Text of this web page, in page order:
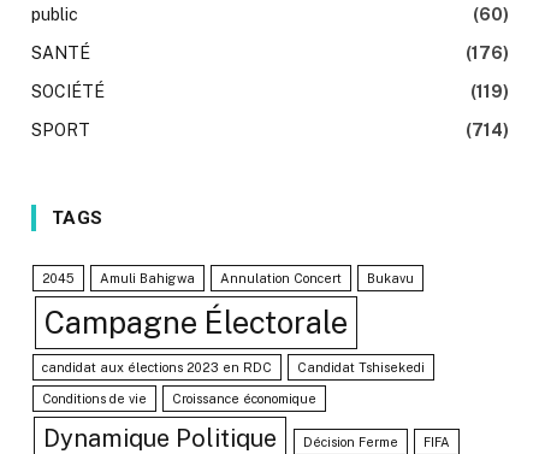
public
(60)
SANTÉ
(176)
SOCIÉTÉ
(119)
SPORT
(714)
TAGS
2045 Amuli Bahigwa Annulation Concert Bukavu
Campagne Électorale
candidat aux élections 2023 en RDC Candidat Tshisekedi
Conditions de vie Croissance économique
Dynamique Politique Décision Ferme FIFA